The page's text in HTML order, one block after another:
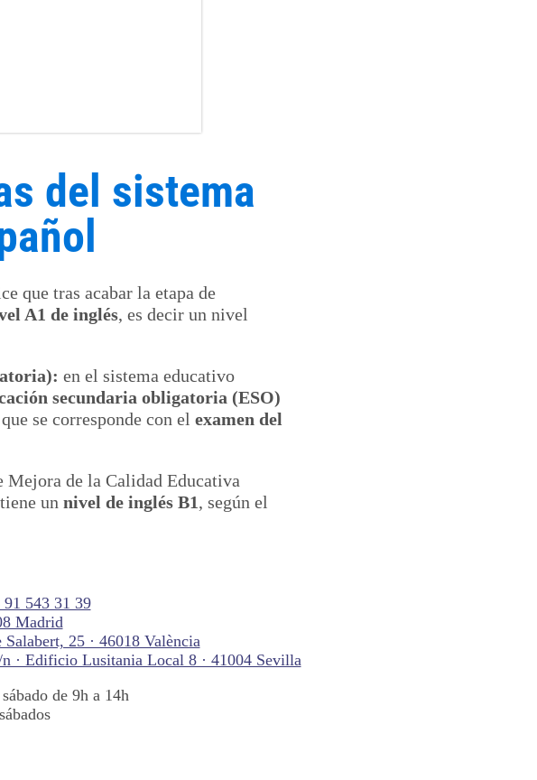
del sistema
que tras acabar la etapa de
A1 de inglés, es decir un nivel
en el sistema educativo
secundaria obligatoria (ESO)
se corresponde con el examen del
Mejora de la Calidad Educativa
un nivel de inglés B1, según el
543 31 39
Madrid
Salabert, 25 · 46018 València
· Edificio Lusitania Local 8 · 41004 Sevilla
de 9h a 14h